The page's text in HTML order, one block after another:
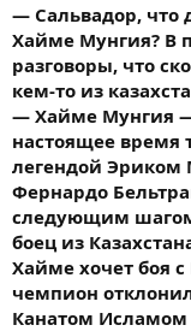
— Сальвадор, что
Хайме Мунгия? В
разговоры, что
кем-то из
— Хайме Мунгия
настоящее время
легендой Эриком
Фернардо
следующим шагом
боец из
Хайме хочет боя
чемпион
Канатом Исламом